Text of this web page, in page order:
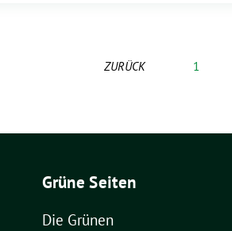
ZURÜCK 1
Grüne Seiten
Die Grünen